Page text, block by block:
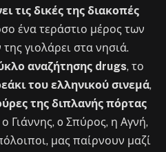
τις δικές της διακοπές
ένα τεράστιο μέρος των
γιολάρει στα νησιά.
αναζήτησης drugs, το
του ελληνικού σινεμά,
της διπλανής πόρτας
Γιάννης, o Σπύρος, η Αγνή,
μας παίρνουν μαζί